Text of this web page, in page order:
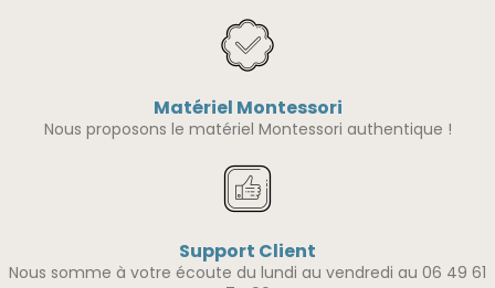
Matériel Montessori
Nous proposons le matériel Montessori authentique !
Support Client
Nous somme à votre écoute du lundi au vendredi au 06 49 61